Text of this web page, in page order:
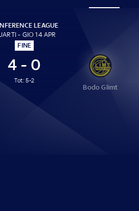
LEAGUE
- GIO 14 APR
FINE
4 - 0
Tot: 5-2
Bodo Glimt